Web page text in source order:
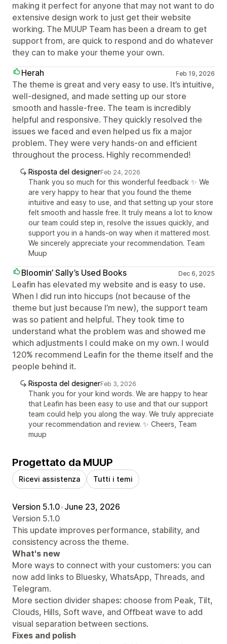
making it perfect for anyone that may not want to do
extensive design work to just get their website
working. The MUUP Team has been a dream to get
support from, are quick to respond and do whatever
they can to make your theme your own.
Herah
Feb 19, 2026
The theme is great and very easy to use. It’s intuitive,
well-designed, and made setting up our store
smooth and hassle-free. The team is incredibly
helpful and responsive. They quickly resolved the
issues we faced and even helped us fix a major
problem. They were very hands-on and efficient
throughout the process. Highly recommended!
Risposta del designerFeb 24, 2026
Thank you so much for this wonderful feedback ✨ We
are very happy to hear that you found the theme
intuitive and easy to use, and that setting up your store
felt smooth and hassle free. It truly means a lot to know
our team could step in, resolve the issues quickly, and
support you in a hands-on way when it mattered most.
We sincerely appreciate your recommendation. Team
Muup
Bloomin’ Sally’s Used Books Dec 6, 2025
Leafin has elevated my website and is easy to use.
When I did run into hiccups (not because of the
theme but just because I’m new), the support team
was so patient and helpful. They took time to
understand what the problem was and showed me
which adjustments I could make on my own. I would
120% recommend Leafin for the theme itself and the
people behind it.
Risposta del designerFeb 3, 2026
Thank you for your kind words. We are happy to hear
that Leafin has been easy to use and that our support
team could help you along the way. We truly appreciate
your recommendation and review. ✨ Cheers, Team
muup
Progettato da MUUP
Ricevi assistenza Tutti i temi
Version 5.1.0•June 23, 2026
Version 5.1.0
This update improves performance, stability, and
consistency across the theme.
What's new
More ways to connect with your customers: you can
now add links to Bluesky, WhatsApp, Threads, and
Telegram.
More section divider shapes: choose from Peak, Tilt,
Clouds, Hills, Soft wave, and Offbeat wave to add
visual separation between sections.
Fixes and polish